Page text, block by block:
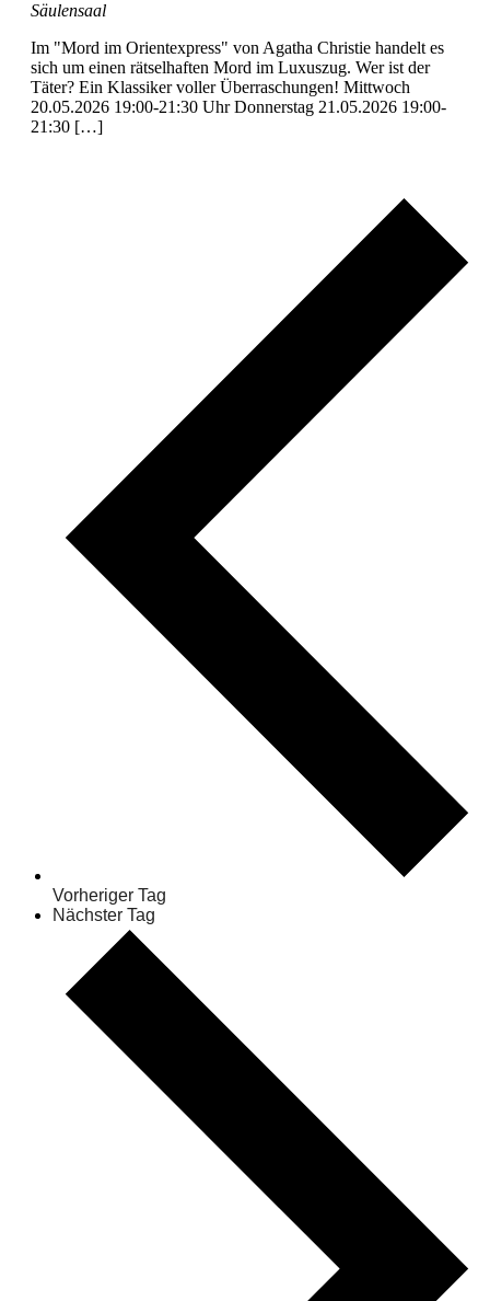
Säulensaal
Im "Mord im Orientexpress" von Agatha Christie handelt es
sich um einen rätselhaften Mord im Luxuszug. Wer ist der
Täter? Ein Klassiker voller Überraschungen! Mittwoch
20.05.2026 19:00-21:30 Uhr Donnerstag 21.05.2026 19:00-
21:30 […]
Vorheriger Tag
Nächster Tag